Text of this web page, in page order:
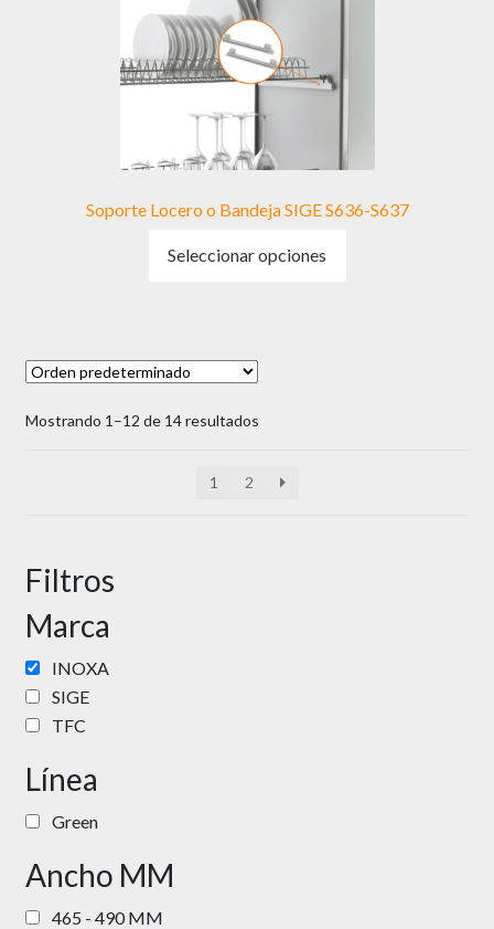
producto
Soporte Locero o Bandeja SIGE S636-S637
Seleccionar opciones
Mostrando 1–12 de 14 resultados
1 2
Filtros
Marca
INOXA
SIGE
TFC
Línea
Green
Ancho MM
465 - 490 MM